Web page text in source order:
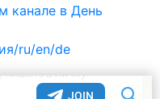
в День
ru/en/de